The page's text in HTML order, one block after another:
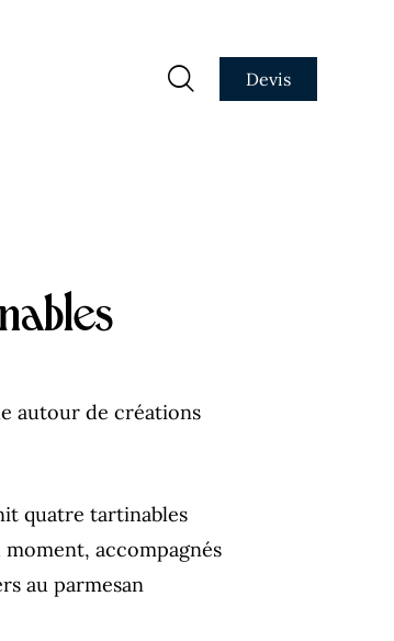
Devis
autour de créations
quatre tartinables
accompagnés
au parmesan